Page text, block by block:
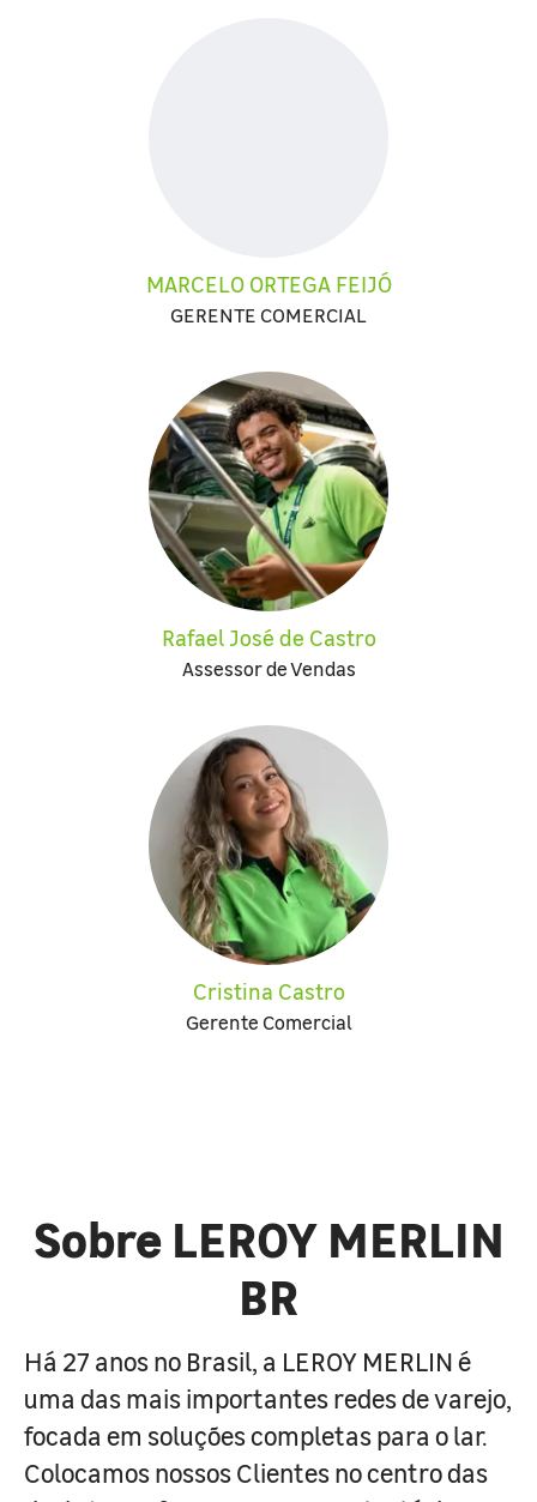
MARCELO ORTEGA FEIJÓ
GERENTE COMERCIAL
Rafael José de Castro
Assessor de Vendas
Cristina Castro
Gerente Comercial
Sobre LEROY MERLIN
BR
Há 27 anos no Brasil, a LEROY MERLIN é
uma das mais importantes redes de varejo,
focada em soluções completas para o lar.
Colocamos nossos Clientes no centro das